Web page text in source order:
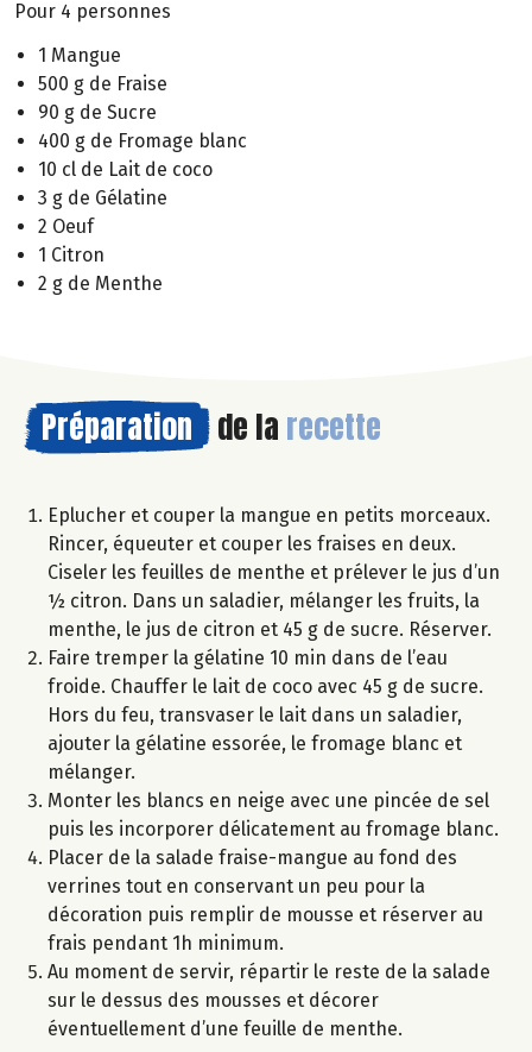
Pour 4 personnes
1 Mangue
500 g de Fraise
90 g de Sucre
400 g de Fromage blanc
10 cl de Lait de coco
3 g de Gélatine
2 Oeuf
1 Citron
2 g de Menthe
Préparation de la recette
Eplucher et couper la mangue en petits morceaux.
Rincer, équeuter et couper les fraises en deux.
Ciseler les feuilles de menthe et prélever le jus d’un
½ citron. Dans un saladier, mélanger les fruits, la
menthe, le jus de citron et 45 g de sucre. Réserver.
Faire tremper la gélatine 10 min dans de l’eau
froide. Chauffer le lait de coco avec 45 g de sucre.
Hors du feu, transvaser le lait dans un saladier,
ajouter la gélatine essorée, le fromage blanc et
mélanger.
Monter les blancs en neige avec une pincée de sel
puis les incorporer délicatement au fromage blanc.
Placer de la salade fraise-mangue au fond des
verrines tout en conservant un peu pour la
décoration puis remplir de mousse et réserver au
frais pendant 1h minimum.
Au moment de servir, répartir le reste de la salade
sur le dessus des mousses et décorer
éventuellement d’une feuille de menthe.